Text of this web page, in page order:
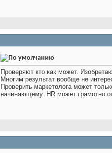
Проверяют кто как может.
Многим результат вообще не
Проверить маркетолога может
начинающему. HR может грамотно